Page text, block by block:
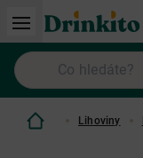
Lihoviny